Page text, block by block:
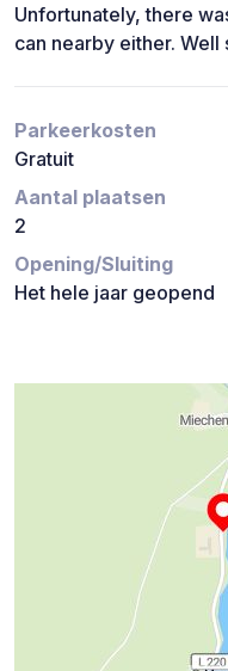
Unfortunately, there
can nearby either. Well
Parkeerkosten
Gratuit
Aantal plaatsen
2
Opening/Sluiting
Het hele jaar geopend